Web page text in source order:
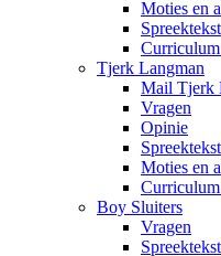
Moties en
Tjerk Langman
Mail Tjerk
Vragen
Opinie
Moties en
Boy Sluiters
Vragen